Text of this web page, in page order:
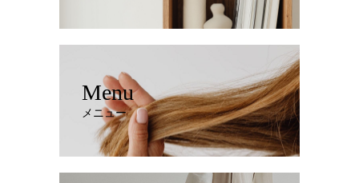
Menu
メニュー